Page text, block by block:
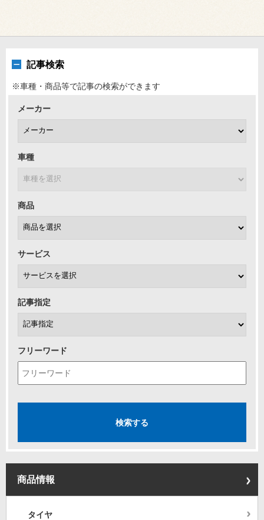
記事検索
※車種・商品等で記事の検索ができます
メーカー
車種
商品
サービス
記事指定
フリーワード
商品情報
タイヤ